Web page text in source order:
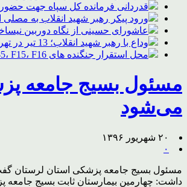
قدردانی فرمانده کل سپاه جهت حضور
ورود پیکر رهبر شهید انقلاب به
عاشورای حسینی از نگاه دوربین
وداع با رهبر شهید انقلاب؛ 13 تیر در تهران/ تشییع در قم و تدفین در مشهد
محل استقرار جنگنده های F35، F15، F16 آمریکایی منهدم شد
مسئول بسیج جامعه
می‌شود
۲۰ شهریور ۱۳۹۶
۰
مسئول بسیج جامعه پزشکی استان لرستان
داشت: چهارمین بیمارستان ثابت بسیج جامعه پزشکی لرستان بیست و یکم